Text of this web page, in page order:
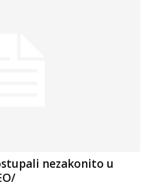
nezakonito u